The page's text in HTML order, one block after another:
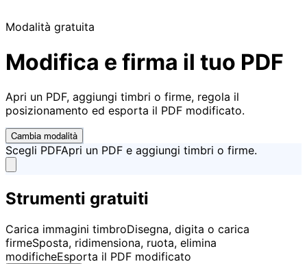
Modalità gratuita
Modifica e firma il tuo PDF
Apri un PDF, aggiungi timbri o firme, regola il
posizionamento ed esporta il PDF modificato.
Cambia modalità
Scegli PDFApri un PDF e aggiungi timbri o firme.
Strumenti gratuiti
Carica immagini timbroDisegna, digita o carica
firmeSposta, ridimensiona, ruota, elimina
modificheEsporta il PDF modificato